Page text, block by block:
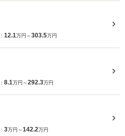
12.1万円～303.5万円
8.1万円～292.3万円
3万円～142.2万円